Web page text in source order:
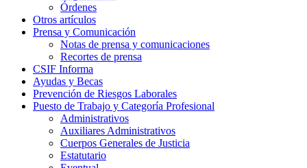
Órdenes
Otros artículos
Prensa y Comunicación
Notas de prensa y comunicaciones
Recortes de prensa
CSIF Informa
Ayudas y Becas
Prevención de Riesgos Laborales
Puesto de Trabajo y Categoría Profesional
Administrativos
Auxiliares Administrativos
Cuerpos Generales de Justicia
Estatutario